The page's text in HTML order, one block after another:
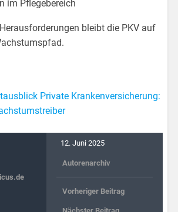
im Pflegebereich
bleibt die PKV auf
Private Krankenversicherung:
12. Juni 2025
Autorenarchiv
Vorheriger Beitrag